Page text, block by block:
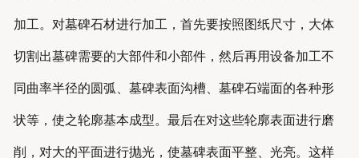
加工。对墓碑石材进行加工，首先要按照图纸尺寸，大体
切割出墓碑需要的大部件和小部件，然后再用设备加工不
同曲率半径的圆弧、墓碑表面沟槽、墓碑石端面的各种形
状等，使之轮廓基本成型。最后在对这些轮廓表面进行磨
削，对大的平面进行抛光，使墓碑表面平整、光亮。这样